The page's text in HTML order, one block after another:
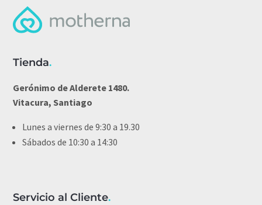
Tienda.
Gerónimo de Alderete 1480.
Vitacura, Santiago
Lunes a viernes de 9:30 a 19.30
Sábados de 10:30 a 14:30
Servicio al Cliente.